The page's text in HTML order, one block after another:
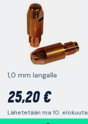
1,0 mm langalle
25,20 €
Lähetetään ma 10. elokuuta